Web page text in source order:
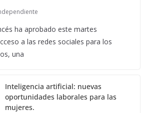
ha aprobado este martes
a las redes sociales para los
una
Inteligencia artificial: nuevas
oportunidades laborales para las
mujeres.